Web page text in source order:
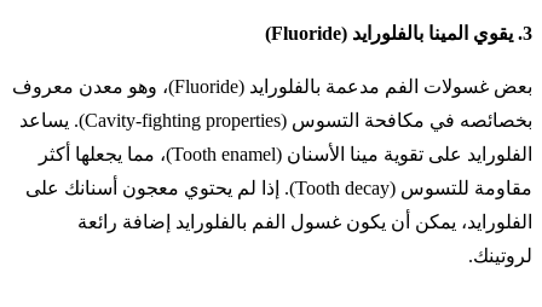
3. يقوي المينا بالفلورايد (Fluoride)
بعض غسولات الفم مدعمة بالفلورايد (Fluoride)، وهو معدن معروف
بخصائصه في مكافحة التسوس (Cavity-fighting properties). يساعد
الفلورايد على تقوية مينا الأسنان (Tooth enamel)، مما يجعلها أكثر
مقاومة للتسوس (Tooth decay). إذا لم يحتوي معجون أسنانك على
الفلورايد، يمكن أن يكون غسول الفم بالفلورايد إضافة رائعة
لروتينك.